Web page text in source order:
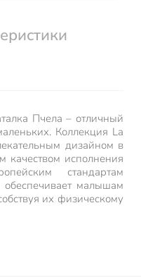
Пчела – отличный
Коллекция La
дизайном в
исполнения
стандартам
обеспечивает малышам
их физическому